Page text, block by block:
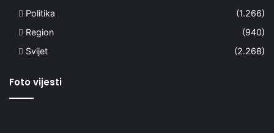
Politika
(1.266)
Region
(940)
Svijet
(2.268)
Foto vijesti